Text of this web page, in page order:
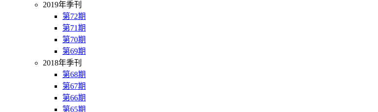
2019年季刊
第72期
第71期
第70期
第69期
2018年季刊
第68期
第67期
第66期
第65期